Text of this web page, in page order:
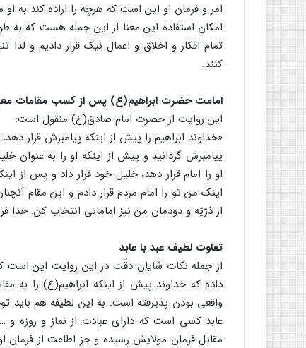
امر و فرمان او این است که هرچه را اراده کند
امکان استفاده این معنا از این جمله هست که
تمام افکار و اخلاق و اعمال نیک قرار دادیم و لذا
کنند.
امامت حضرت ابراهیم(ع) پس از کسب مقامات
این روایت از حضرت امام صادق(ع) منقول است:
«خداوند ابراهیم را پیش از اینکه پیامبرش قرار
پیامبرش گردانید و پیش از اینکه او را به عنوان
او را امام قرار دهد، خلیل خود قرار داد و پس از
اینک من تو را امام مردم قرار دادم و این مقام
از ذرّیّه و دودمان من نیز امامانی انتخاب کن. خدا
تفاوت لطیف عبد با عابد
از جمله نکات شایان دقّت در این روایت این است
داده که خداوند پیش از اینکه ابراهیم(ع) را به
واقعی بودن پذیرفته است. به این لطیفه هم باید
عابد کسی است که دارای عبادت از نماز و
مقابل فرمان مولایش رسیده و جز اطاعت از